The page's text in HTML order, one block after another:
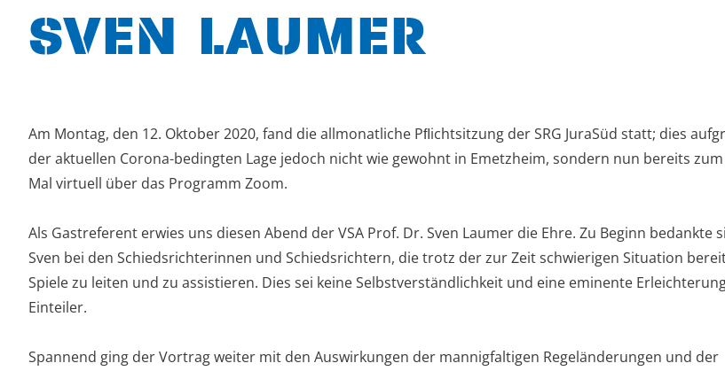
SVEN LAUMER
Am Montag, den 12. Oktober 2020, fand die allmonatliche Pﬂichtsitzung der SRG JuraSüd statt; dies
der aktuellen Corona-bedingten Lage jedoch nicht wie gewohnt in Emetzheim, sondern nun bereits
Mal virtuell über das Programm Zoom.
Als Gastreferent erwies uns diesen Abend der VSA Prof. Dr. Sven Laumer die Ehre. Zu Beginn bedankte
Sven bei den Schiedsrichterinnen und Schiedsrichtern, die trotz der zur Zeit schwierigen Situation
Spiele zu leiten und zu assistieren. Dies sei keine Selbstverständlichkeit und eine eminente
Einteiler.
Spannend ging der Vortrag weiter mit den Auswirkungen der mannigfaltigen Regeländerungen und der